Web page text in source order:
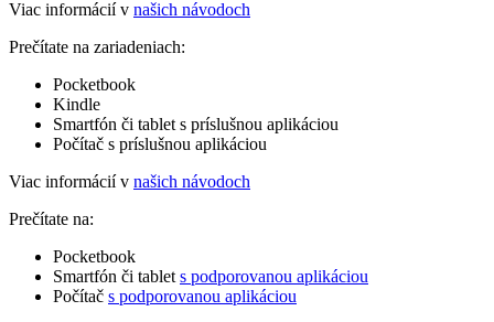
Viac informácií v našich návodoch
Prečítate na zariadeniach:
Pocketbook
Kindle
Smartfón či tablet s príslušnou aplikáciou
Počítač s príslušnou aplikáciou
Viac informácií v našich návodoch
Prečítate na:
Pocketbook
Smartfón či tablet s podporovanou aplikáciou
Počítač s podporovanou aplikáciou